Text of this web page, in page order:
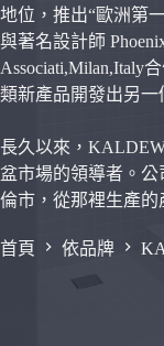
地位，推出“歐洲第
與著名設計師
Associati,Milan,Italy
類新產品開發出另一
長久以來，
盆市場的領導者。
倫市，從那裡生產的
首頁 依品牌